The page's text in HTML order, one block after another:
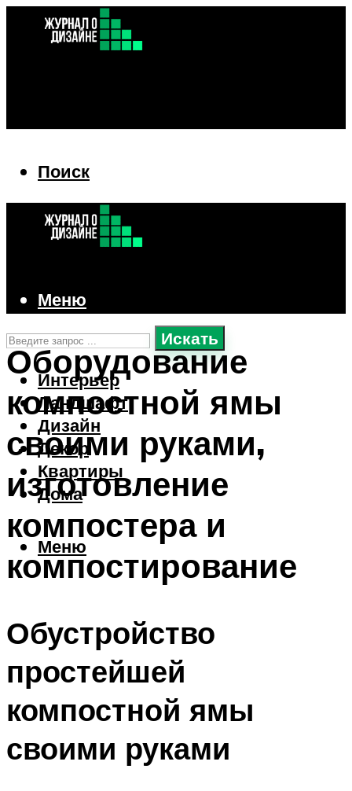
Поиск
Искать
Интерьер
Ландшафт
Дизайн
Декор
Квартиры
Дома
Меню
Меню
Оборудование
компостной ямы
своими руками,
изготовление
компостера и
компостирование
Обустройство
простейшей
компостной ямы
своими руками